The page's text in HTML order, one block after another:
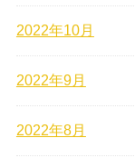
2022年10月
2022年9月
2022年8月